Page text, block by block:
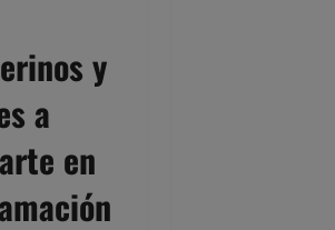
y
a
en